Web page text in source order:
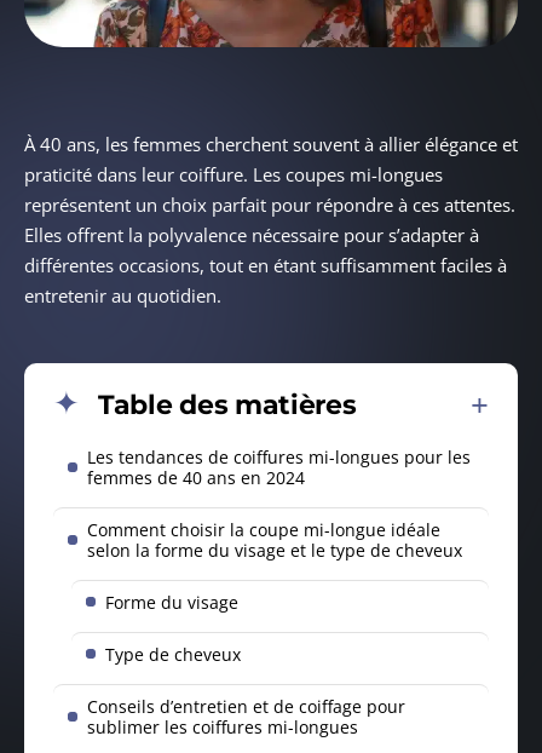
À 40 ans, les femmes cherchent souvent à allier élégance et
praticité dans leur coiffure. Les coupes mi-longues
représentent un choix parfait pour répondre à ces attentes.
Elles offrent la polyvalence nécessaire pour s’adapter à
différentes occasions, tout en étant suffisamment faciles à
entretenir au quotidien.
Table des matières
Les tendances de coiffures mi-longues pour les
femmes de 40 ans en 2024
Comment choisir la coupe mi-longue idéale
selon la forme du visage et le type de cheveux
Forme du visage
Type de cheveux
Conseils d’entretien et de coiffage pour
sublimer les coiffures mi-longues